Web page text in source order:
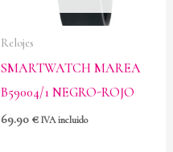
Relojes
SMARTWATCH MAREA
B59004/1 NEGRO-ROJO
69.90 € IVA incluido